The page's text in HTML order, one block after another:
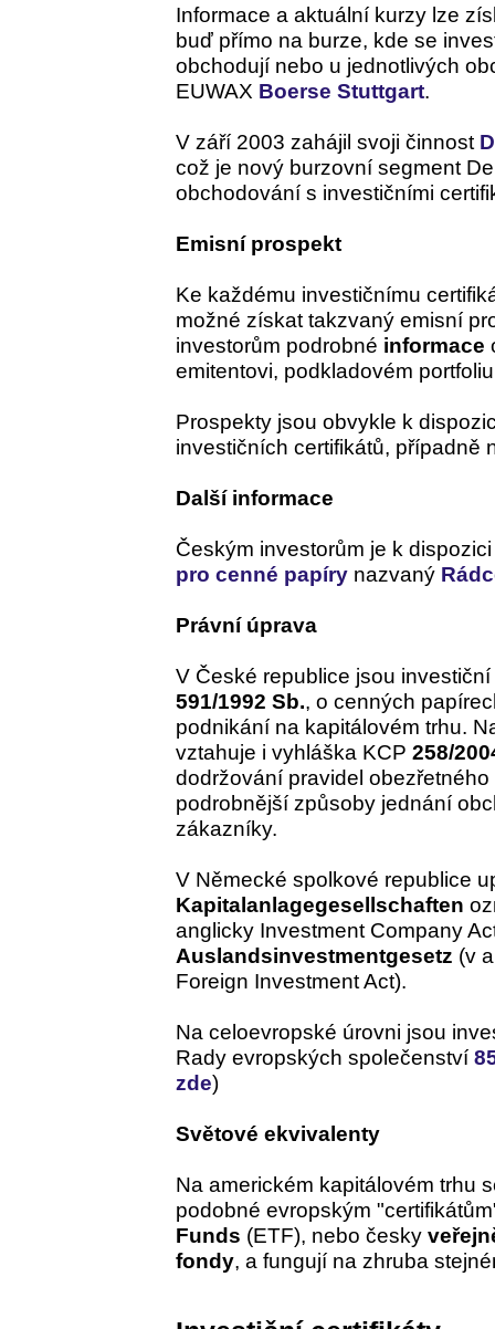
Informace a aktuální kurzy lze
buď přímo na burze, kde se
obchodují nebo u jednotlivých
EUWAX Boerse Stuttgart.
V září 2003 zahájil svoji činnost
což je nový burzovní segment
obchodování s investičními
Emisní prospekt
Ke každému investičnímu
možné získat takzvaný emisní
investorům podrobné informace
emitentovi, podkladovém
Prospekty jsou obvykle k
investičních certifikátů, případně
Další informace
Českým investorům je k
pro cenné papírynazvaný
Právní úprava
V České republice jsou
591/1992 Sb., o cenných
podnikání na kapitálovém trhu.
vztahuje i vyhláška KCP 258/
dodržování pravidel
podrobnější způsoby jednání
zákazníky.
V Německé spolkové republice
Kapitalanlagegesellschaften
anglicky Investment Company
Auslandsinvestmentgesetz (v
Foreign Investment Act).
Na celoevropské úrovni jsou
Rady evropských společenství
zde)
Světové ekvivalenty
Na americkém kapitálovém trhu
podobné evropským
Funds (ETF), nebo česky
fondy, a fungují na zhruba